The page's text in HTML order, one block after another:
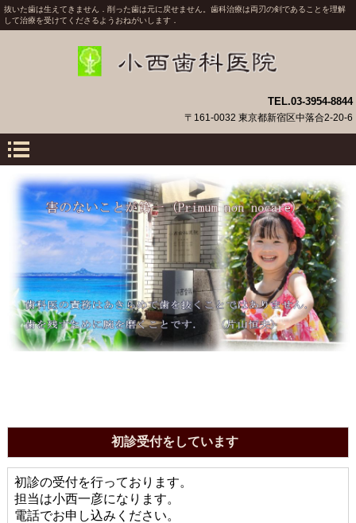
抜いた歯は生えてきません．削った歯は元に戻せません。歯科治療は両刃の剣であることを理解
して治療を受けてくださるようおねがいします．
TEL.03-3954-8844
〒161-0032 東京都新宿区中落合2-20-6
初診受付をしています
初診の受付を行っております。
担当は小西一彦になります。
電話でお申し込みください。